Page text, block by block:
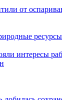
от
ресурсы
интересы